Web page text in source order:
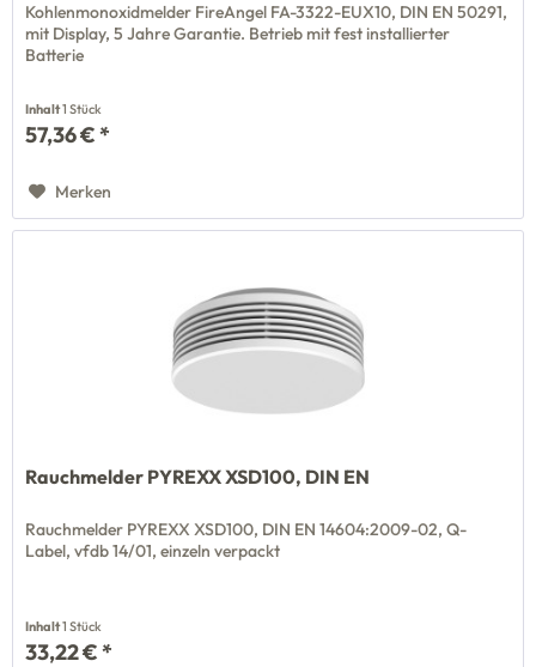
Kohlenmonoxidmelder FireAngel FA-3322-EUX10, DIN EN 50291,
mit Display, 5 Jahre Garantie. Betrieb mit fest installierter
Batterie
Inhalt1 Stück
57,36 € *
Merken
Rauchmelder PYREXX XSD100, DIN EN
Rauchmelder PYREXX XSD100, DIN EN 14604:2009-02, Q-
Label, vfdb 14/01, einzeln verpackt
Inhalt1 Stück
33,22 € *